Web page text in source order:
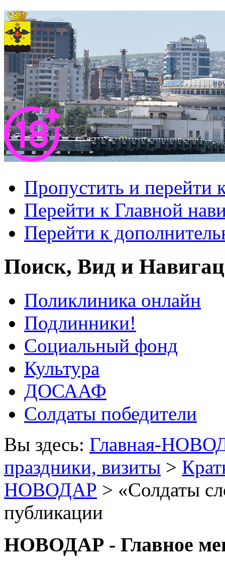
Пропустить и перейти
Перейти к Главной
Перейти к
Поиск, Вид и
Поликлиника онлайн
Подлинники!
Социальный фонд
Культура
ДОСААФ
Солдаты победители
Вы здесь: Главная-
праздники, визиты >
НОВОДАР > «Солдаты
публикации
НОВОДАР - Главное